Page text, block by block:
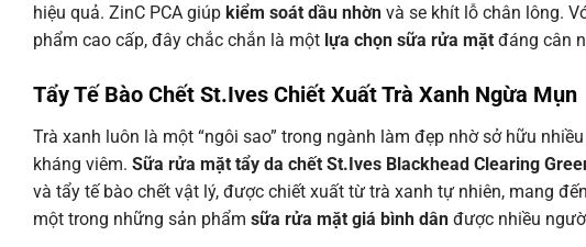
hiệu quả. ZinC PCA giúp kiểm soát dầu nhờn và se khít lỗ chân lông.
phẩm cao cấp, đây chắc chắn là một lựa chọn sữa rửa mặt đáng cân
Tẩy Tế Bào Chết St.Ives Chiết Xuất Trà Xanh Ngừa Mụn
Trà xanh luôn là một “ngôi sao” trong ngành làm đẹp nhờ sở hữu
kháng viêm. Sữa rửa mặt tẩy da chết St.Ives Blackhead Clearing
và tẩy tế bào chết vật lý, được chiết xuất từ trà xanh tự nhiên, mang
một trong những sản phẩm sữa rửa mặt giá bình dân được nhiều